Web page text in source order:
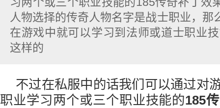
人物选择的传奇人物名字是战士职业，那
在游戏中就可以学习到法师或道士职业
这样的
不过在私服中的话我们可以通过对
职业学习两个或三个职业技能的185